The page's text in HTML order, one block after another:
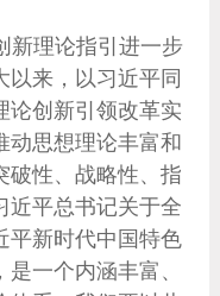
新理论指引进一步
以来，以习近平同
论创新引领改革实
动思想理论丰富和
破性、战略性、指
近平总书记关于全
平新时代中国特色
一个内涵丰富、